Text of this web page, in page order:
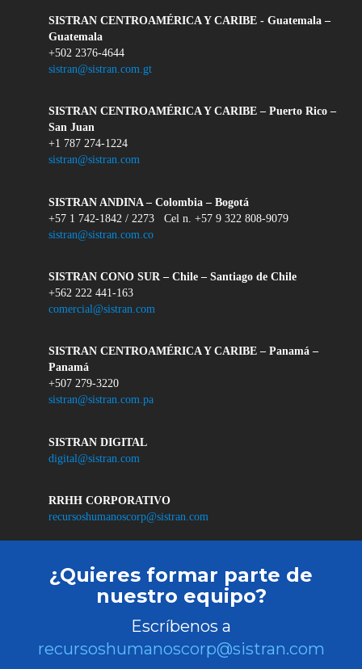
SISTRAN CENTROAMÉRICA Y CARIBE - Guatemala –
Guatemala
+502 2376-4644
sistran@sistran.com.gt
SISTRAN CENTROAMÉRICA Y CARIBE – Puerto Rico –
San Juan
+1 787 274-1224
sistran@sistran.com
SISTRAN ANDINA – Colombia – Bogotá
+57 1 742-1842 / 2273 Cel n. +57 9 322 808-9079
sistran@sistran.com.co
SISTRAN CONO SUR – Chile – Santiago de Chile
+562 222 441-163
comercial@sistran.com
SISTRAN CENTROAMÉRICA Y CARIBE – Panamá –
Panamá
+507 279-3220
sistran@sistran.com.pa
SISTRAN DIGITAL
digital@sistran.com
RRHH CORPORATIVO
recursoshumanoscorp@sistran.com
¿Quieres formar parte de
nuestro equipo?
Escríbenos a
recursoshumanoscorp@sistran.com